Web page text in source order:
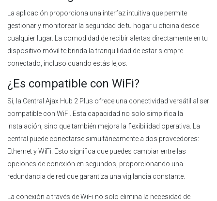
La aplicación proporciona una interfaz intuitiva que permite
gestionar y monitorear la seguridad de tu hogar u oficina desde
cualquier lugar. La comodidad de recibir alertas directamente en tu
dispositivo móvil te brinda la tranquilidad de estar siempre
conectado, incluso cuando estás lejos.
¿Es compatible con WiFi?
Sí, la Central Ajax Hub 2 Plus ofrece una conectividad versátil al ser
compatible con WiFi. Esta capacidad no solo simplifica la
instalación, sino que también mejora la flexibilidad operativa. La
central puede conectarse simultáneamente a dos proveedores:
Ethernet y WiFi. Esto significa que puedes cambiar entre las
opciones de conexión en segundos, proporcionando una
redundancia de red que garantiza una vigilancia constante.
La conexión a través de WiFi no solo elimina la necesidad de